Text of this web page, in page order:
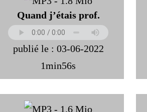
Quand j’étais prof.
publié le : 03-06-2022
1min56s